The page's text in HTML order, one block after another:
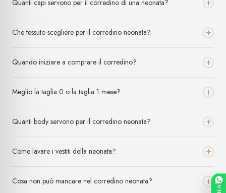
Quanti capi servono per il corredino di una neonata?
Che tessuto scegliere per il corredino neonata?
Quando iniziare a comprare il corredino?
Meglio la taglia 0 o la taglia 1 mese?
Quanti body servono per il corredino neonata?
Come lavare i vestiti della neonata?
Cosa non può mancare nel corredino neonata?